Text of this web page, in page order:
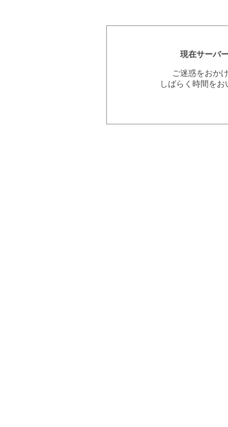
現在サーバ
ご迷惑をおか
しばらく時間を